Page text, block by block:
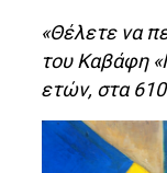
«Θέλετε να
του Καβάφη
ετών, στα